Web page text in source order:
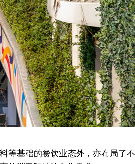
等基础的餐饮业态外，亦布局了不